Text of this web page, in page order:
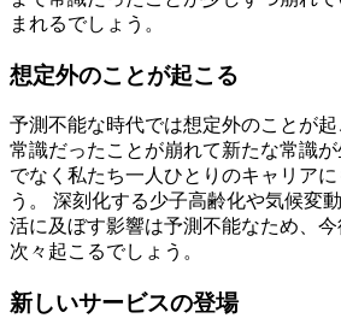
まれるでしょう。
想定外のことが起こる
予測不能な時代では想定外のことが起
常識だったことが崩れて新たな常識
でなく私たち一人ひとりのキャリア
う。
深刻化する少子高齢化や気候変
活に及ぼす影響は予測不能なため、
次々起こるでしょう。
新しいサービスの登場